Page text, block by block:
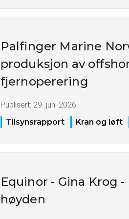
Palfinger Marine
produksjon av
fjernoperering
Publisert: 29. juni 2026
Tilsynsrapport
Kran og løft
Equinor - Gina Krog
høyden